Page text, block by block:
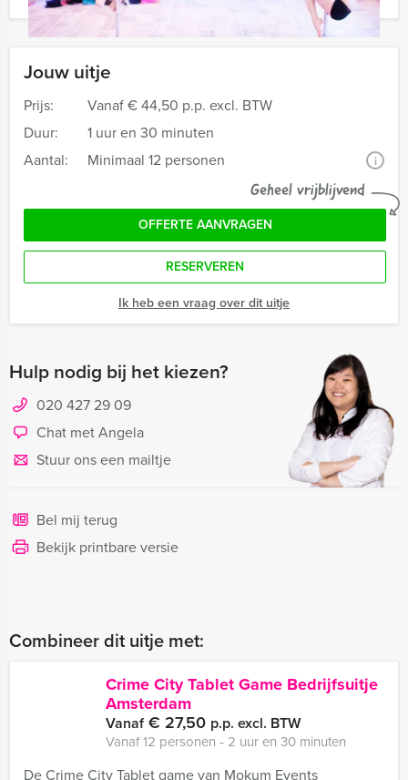
Jouw uitje
Prijs: Vanaf€ 44,50 p.p. excl. BTW
Duur:
1 uur en 30 minuten
Aantal:
Minimaal 12 personen i
Geheel vrijblijvend
OFFERTE AANVRAGEN
RESERVEREN
Ik heb een vraag over dit uitje
Hulp nodig bij het kiezen?
020 427 29 09
Chat met Angela
Stuur ons een mailtje
Bel mij terug
Bekijk printbare versie
Combineer dit uitje met:
Crime City Tablet Game Bedrijfsuitje
Amsterdam
Vanaf€ 27,50 p.p. excl. BTW
Vanaf 12 personen ‐ 2 uur en 30 minuten
De Crime City Tablet game van Mokum Events